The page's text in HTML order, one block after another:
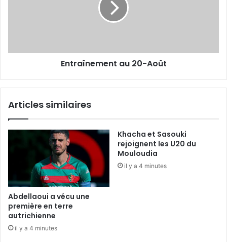
Entraînement au 20-Août
Articles similaires
Abdellaoui a vécu une
première en terre
autrichienne
il y a 4 minutes
Khacha et Sasouki
rejoignent les U20 du
Mouloudia
il y a 4 minutes